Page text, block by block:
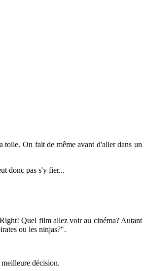
toile. On fait de même avant d'aller dans un
donc pas s'y fier...
Quel film allez voir au cinéma? Autant
ou les ninjas?".
décision.